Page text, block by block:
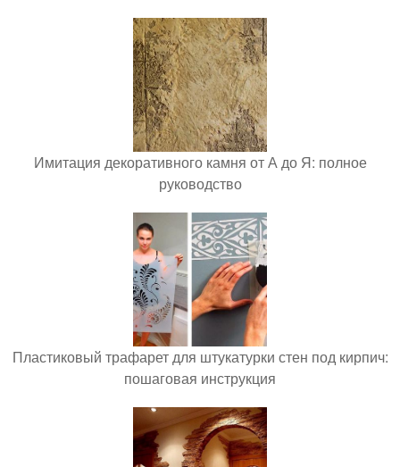
Имитация декоративного камня от А до Я: полное
руководство
Пластиковый трафарет для штукатурки стен под кирпич:
пошаговая инструкция